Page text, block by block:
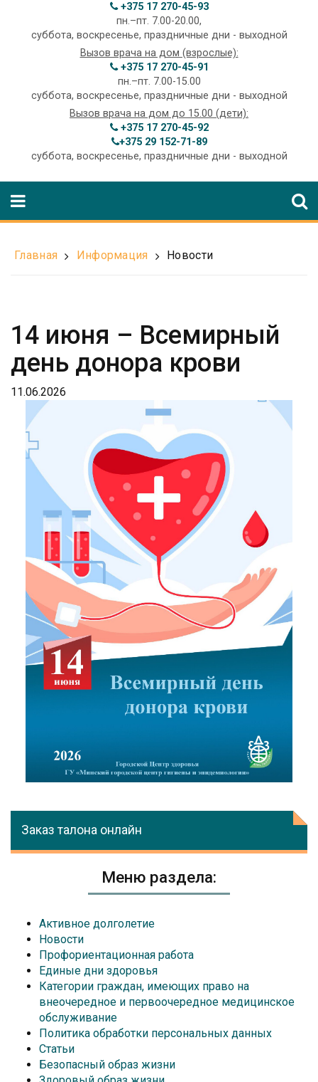
+375 17 270-45-93
пн.–пт. 7.00-20.00,
суббота, воскресенье, праздничные дни - выходной
Вызов врача на дом (взрослые):
+375 17 270-45-91
пн.–пт. 7.00-15.00
суббота, воскресенье, праздничные дни - выходной
Вызов врача на дом до 15.00 (дети):
+375 17 270-45-92
+375 29 152-71-89
суббота, воскресенье, праздничные дни - выходной
Главная Информация Новости
14 июня – Всемирный
день донора крови
11.06.2026
Заказ талона онлайн
Меню раздела:
Активное долголетие
Новости
Профориентационная работа
Единые дни здоровья
Категории граждан, имеющих право на
внеочередное и первоочередное медицинское
обслуживание
Политика обработки персональных данных
Статьи
Безопасный образ жизни